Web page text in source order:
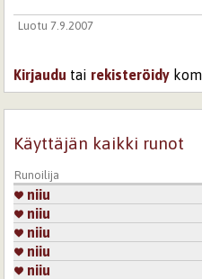
Luotu 7.9.2007
Kirjaudu tai rekisteröidy
Käyttäjän kaikki runot
Runoilija
niiu
niiu
niiu
niiu
niiu